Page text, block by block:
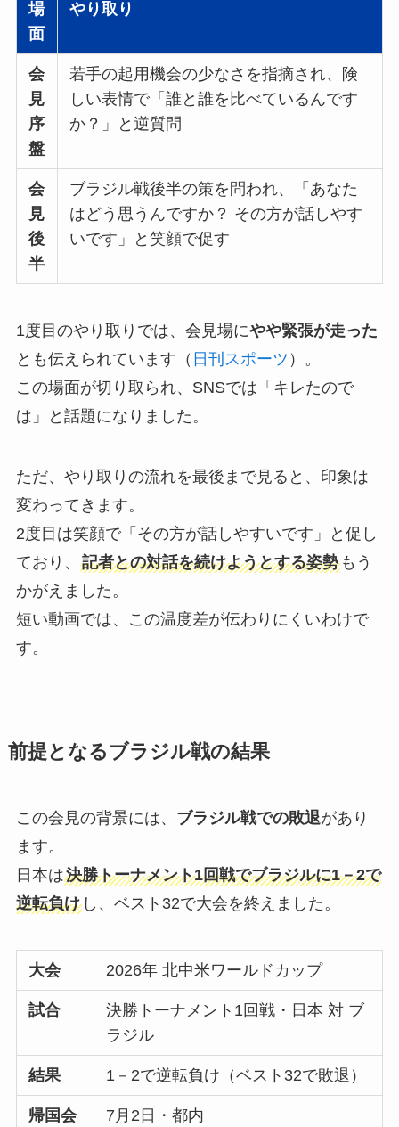
場
面
やり取り
会
見
序
盤
若手の起用機会の少なさを指摘され、険
しい表情で「誰と誰を比べているんです
か？」と逆質問
会
見
後
半
ブラジル戦後半の策を問われ、「あなた
はどう思うんですか？ その方が話しやす
いです」と笑顔で促す
1度目のやり取りでは、会見場にやや緊張が走った
とも伝えられています（ 日刊スポーツ ）。
この場面が切り取られ、SNSでは「キレたので
は」と話題になりました。
ただ、やり取りの流れを最後まで見ると、印象は
変わってきます。
2度目は笑顔で「その方が話しやすいです」と促し
ており、 記者との対話を続けようとする姿勢もう
かがえました。
短い動画では、この温度差が伝わりにくいわけで
す。
前提となるブラジル戦の結果
この会見の背景には、 ブラジル戦での敗退があり
ます。
日本は決勝トーナメント1回戦でブラジルに1－2で
逆転負けし、ベスト32で大会を終えました。
大会 2026年 北中米ワールドカップ
試合
決勝トーナメント1回戦・日本 対 ブ
ラジル
結果 1－2で逆転負け（ベスト32で敗退）
帰国会
7月2日・都内